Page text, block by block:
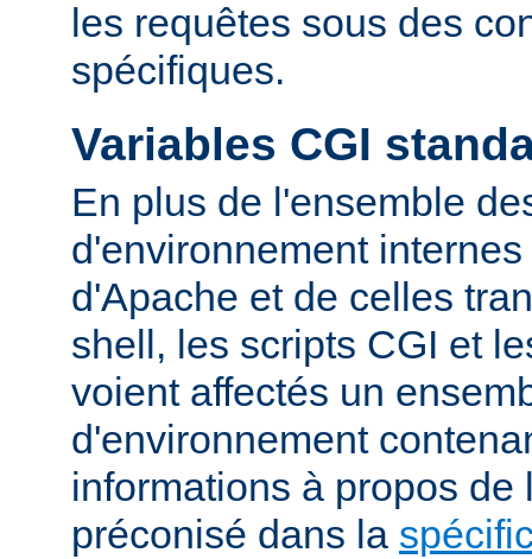
les requêtes sous des
spécifiques.
Variables CGI
En plus de l'ensemble
d'environnement
d'Apache et de celles
shell, les scripts CGI et
voient affectés un
d'environnement
informations à propos de
préconisé dans la